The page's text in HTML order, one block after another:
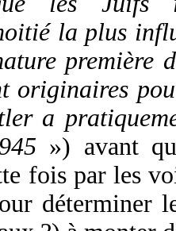
la plus
première
originaires
a
») avant
fois par les